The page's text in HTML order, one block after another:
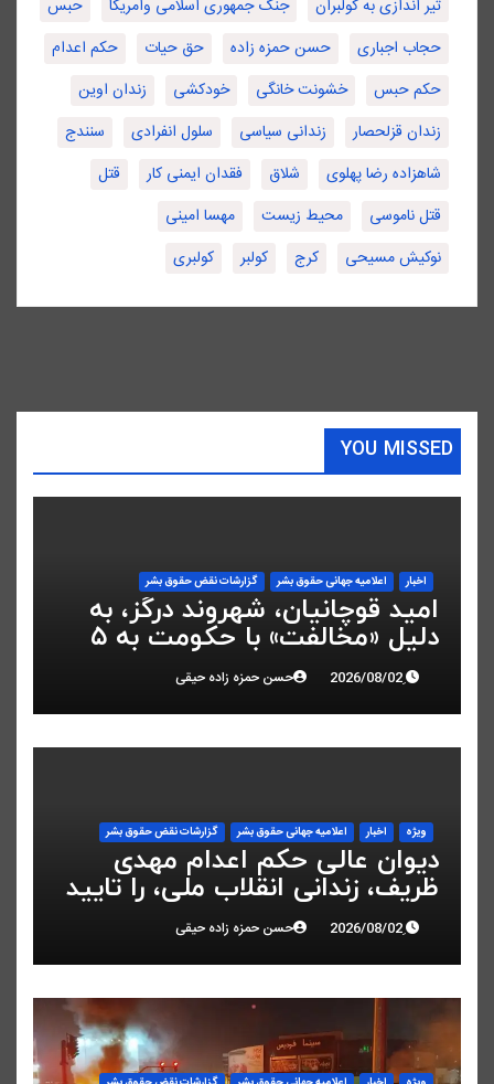
تیر اندازی به کولبران جنگ جمهوری اسلامی وامریکا
حبس
حجاب اجباری
حسن حمزه زاده حق حیات
حکم اعدام
حکم حبس
خشونت خانگی خودکشی
زندان اوین
زندان قزلحصار
زندانی سیاسی سلول انفرادی
سنندج
شاهزاده رضا پهلوی
شلاق فقدان ایمنی کار
قتل
قتل ناموسی
محیط زیست
مهسا امینی
نوکیش مسیحی
کرج کولبر کولبری
YOU MISSED
اخبار اعلاميه جهانی حقوق بشر گزارشات نقض حقوق بشر
امید قوچانیان، شهروند درگز، به
دلیل «مخالفت» با حکومت به ۵
سال زندان محکوم شد
حسن حمزه زاده حیقی
ویژه اخبار اعلاميه جهانی حقوق بشر گزارشات نقض حقوق بشر
دیوان عالی حکم اعدام مهدی
ظریف، زندانی انقلاب ملی، را تایید
کرد حسن حمزه زاده حیقی